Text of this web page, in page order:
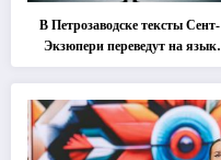
В Петрозаводске тексты Сент-
Экзюпери переведут на язык
современной хореографии